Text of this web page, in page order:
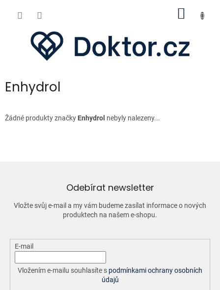
Enhydrol
Žádné produkty značky Enhydrol nebyly nalezeny...
Odebírat newsletter
Vložte svůj e-mail a my vám budeme zasílat informace o nových
produktech na našem e-shopu.
E-mail
Vložením e-mailu souhlasíte s podmínkami ochrany osobních
údajů